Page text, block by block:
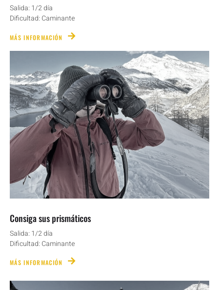
Salida: 1/2 día
Dificultad: Caminante
MÁS INFORMACIÓN
Consiga sus prismáticos
Salida: 1/2 día
Dificultad: Caminante
MÁS INFORMACIÓN